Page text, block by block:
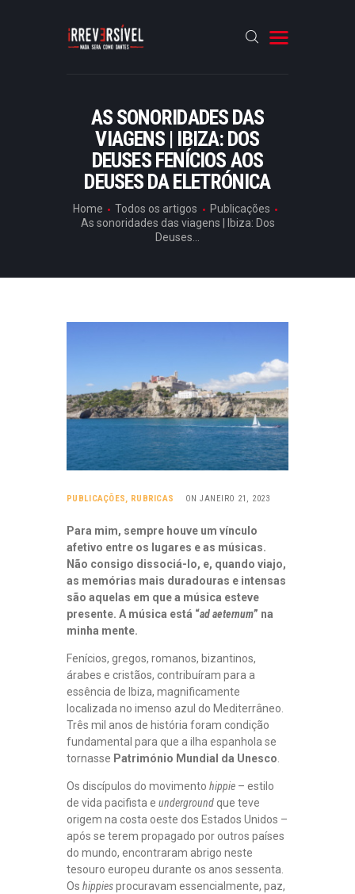
AS SONORIDADES DAS
VIAGENS | IBIZA: DOS
DEUSES FENÍCIOS AOS
DEUSES DA ELETRÓNICA
Home Todos os artigos
Publicações
As sonoridades das viagens | Ibiza: Dos
Deuses...
HOME
CRÓNICAS
ENTREVISTAS
ARTIGOS
PUBLICAÇÕES, RUBRICAS ON JANEIRO 21, 2023
Para mim, sempre houve um vínculo
afetivo entre os lugares e as músicas.
Não consigo dissociá-lo, e, quando viajo,
as memórias mais duradouras e intensas
são aquelas em que a música esteve
presente. A música está “ad aeternum” na
minha mente.
Fenícios, gregos, romanos, bizantinos,
árabes e cristãos, contribuíram para a
essência de Ibiza, magnificamente
localizada no imenso azul do Mediterrâneo.
Três mil anos de história foram condição
fundamental para que a ilha espanhola se
tornasse Património Mundial da Unesco.
Os discípulos do movimento hippie – estilo
de vida pacifista e undergroundque teve
origem na costa oeste dos Estados Unidos –
após se terem propagado por outros países
do mundo, encontraram abrigo neste
tesouro europeu durante os anos sessenta.
Os hippiesprocuravam essencialmente, paz,